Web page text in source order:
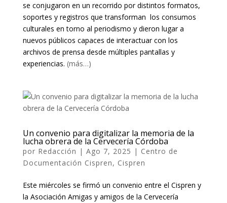
se conjugaron en un recorrido por distintos formatos,
soportes y registros que transforman los consumos
culturales en torno al periodismo y dieron lugar a
nuevos públicos capaces de interactuar con los
archivos de prensa desde múltiples pantallas y
experiencias. (más…)
Un convenio para digitalizar la memoria de la
lucha obrera de la Cervecería Córdoba
por Redacción | Ago 7, 2025 | Centro de
Documentación Cispren, Cispren
Este miércoles se firmó un convenio entre el Cispren y
la Asociación Amigas y amigos de la Cervecería